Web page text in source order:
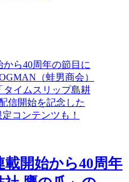
開始から40周年